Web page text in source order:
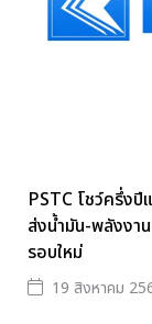
PSTC โชว์ครึ่งปี
ส่งน้ำมัน-พลังงาน
รอบใหม่
19 สิงหาคม